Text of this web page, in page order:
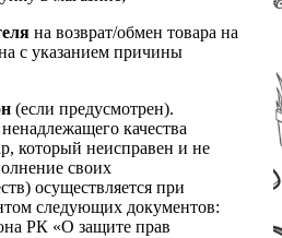
на возврат/обмен товара на
с указанием причины
(если предусмотрен).
качества
который неисправен и не
своих
осуществляется при
следующих документов:
РК «О защите прав